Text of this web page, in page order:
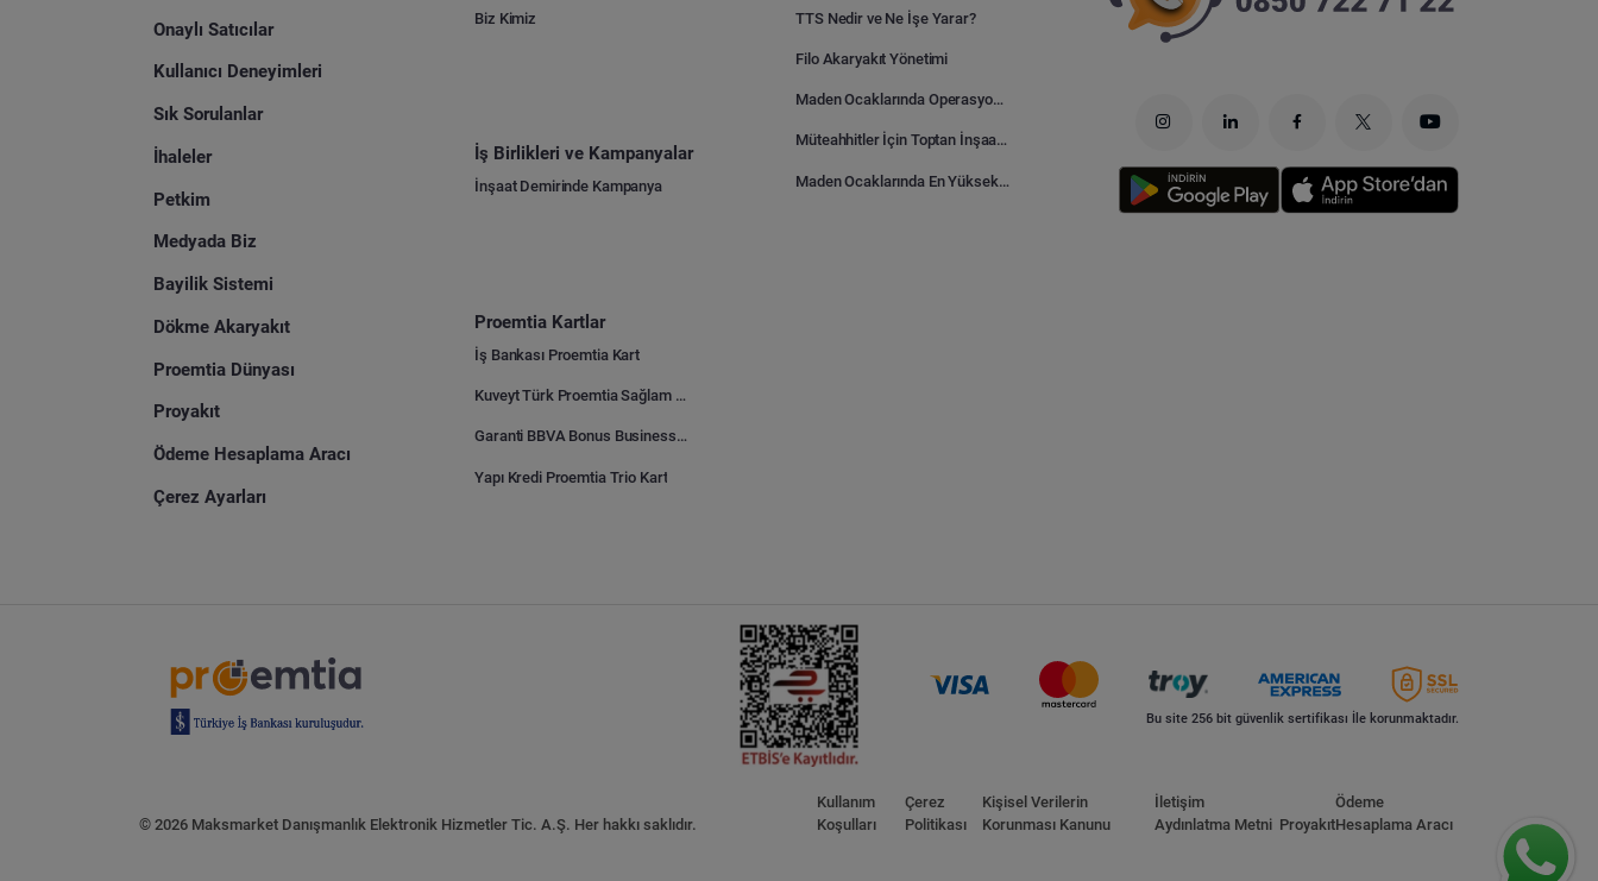
Onaylı Satıcılar
Kullanıcı Deneyimleri
Sık Sorulanlar
İhaleler
Petkim
Medyada Biz
Bayilik Sistemi
Dökme Akaryakıt
Proemtia Dünyası
Proyakıt
Ödeme Hesaplama Aracı
Çerez Ayarları
Biz Kimiz
İş Birlikleri ve Kampanyalar
İnşaat Demirinde Kampanya
Proemtia Kartlar
İş Bankası Proemtia Kart
Kuveyt Türk Proemtia Sağlam Bayi Kart
Garanti BBVA Bonus Business Proemtia Bayi Kart
Yapı Kredi Proemtia Trio Kart
TTS Nedir ve Ne İşe Yarar?
Filo Akaryakıt Yönetimi
Maden Ocaklarında Operasyonel Verimlilik Nasıl Arttırılır?
Müteahhitler İçin Toptan İnşaat Malzemesi Satın Alma Rehberi
Maden Ocaklarında En Yüksek Gider Kalemleri Nelerdir?
Bu site 256 bit güvenlik sertifikası İle korunmaktadır.
© 2026 Maksmarket Danışmanlık Elektronik Hizmetler Tic. A.Ş. Her hakkı saklıdır.
Kullanım
Koşulları
Çerez
Politikası
Kişisel Verilerin
Korunması Kanunu
İletişim
Aydınlatma Metni Proyakıt
Ödeme
Hesaplama Aracı